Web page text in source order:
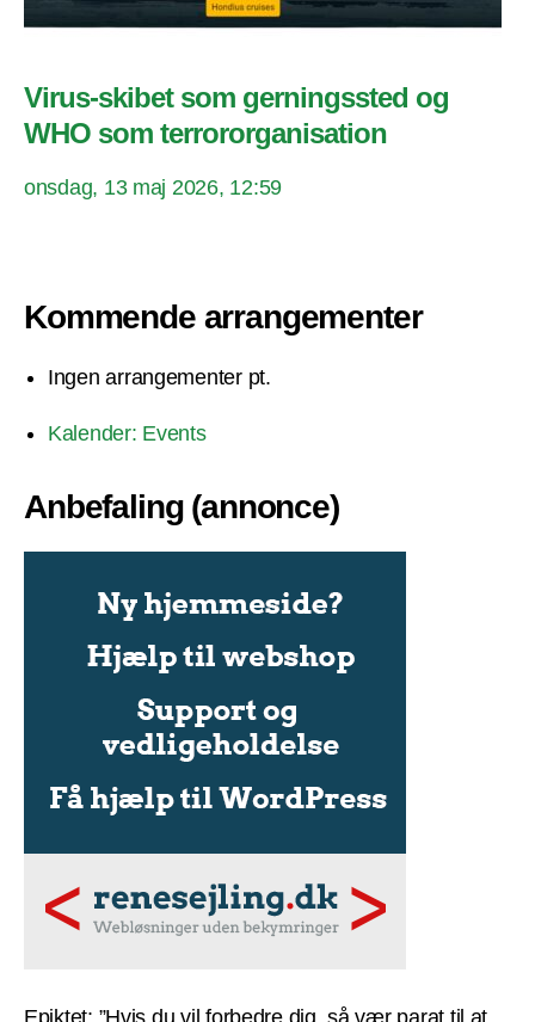
Virus-skibet som gerningssted og
WHO som terrororganisation
onsdag, 13 maj 2026, 12:59
Kommende arrangementer
Ingen arrangementer pt.
Kalender: Events
Anbefaling (annonce)
Epiktet: ”Hvis du vil forbedre dig, så vær parat til at